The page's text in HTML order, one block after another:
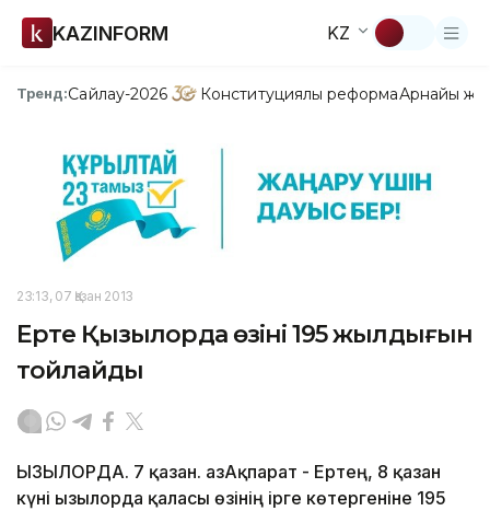
KAZINFORM KZ
Тренд:Сайлау-2026 Конституциялық реформаАрнайы
23:13, 07 Қазан 2013
Ертең Қызылорда өзінің 195 жылдығын
тойлайды
ҚЫЗЫЛОРДА. 7 қазан. ҚазАқпарат - Ертең, 8 қазан
күні Қызылорда қаласы өзінің ірге көтергеніне 195